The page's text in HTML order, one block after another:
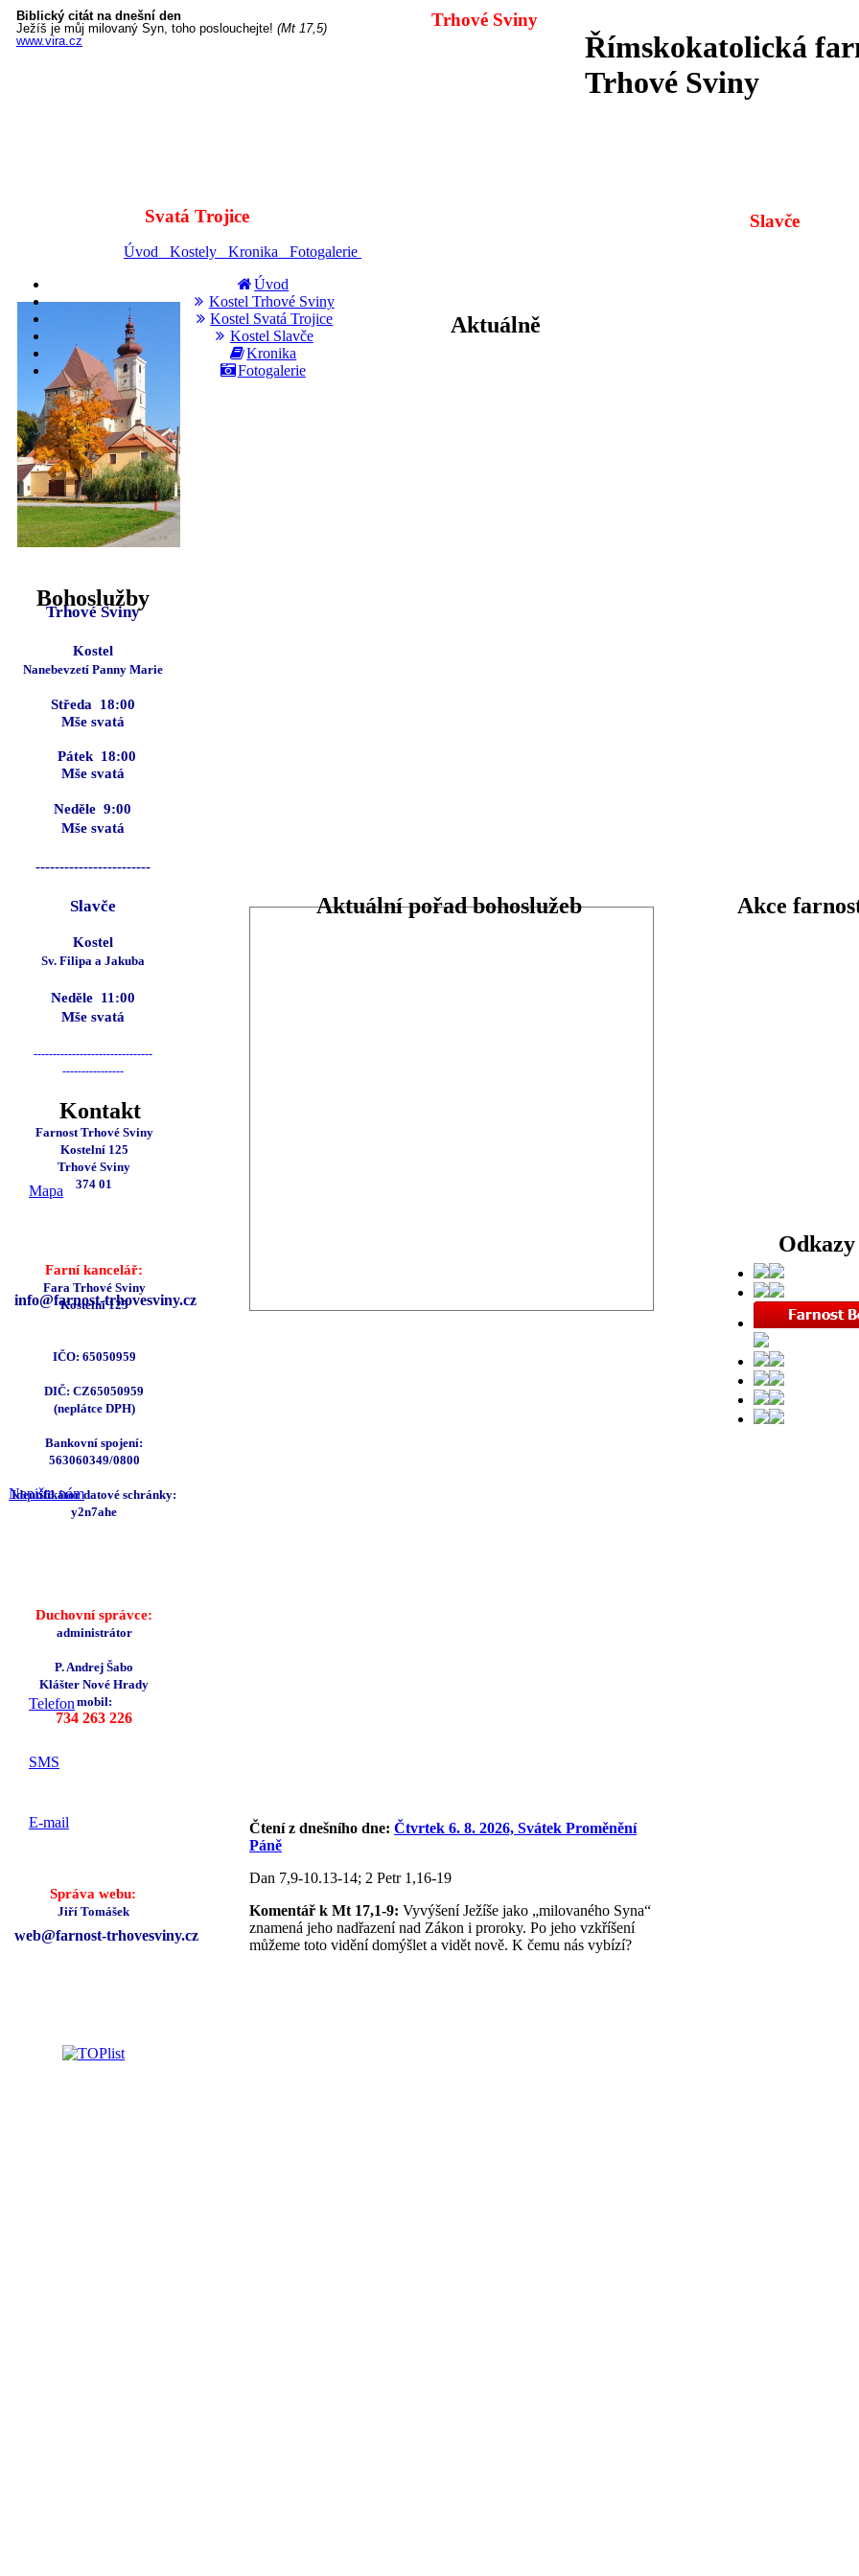
Trhové Sviny
Kostel
Nanebevzetí Panny Marie
Středa 18:00
Mše svatá
Pátek 18:00
Mše svatá
Neděle 9:00
Mše svatá
------------------------
Slavče
Kostel
Sv. Filipa a Jakuba
Neděle 11:00
Mše svatá
-------------------------------
----------------
Úvod Kostely Kronika Fotogalerie
Úvod
Kostel Trhové Sviny
Kostel Svatá Trojice
Kostel Slavče
Kronika
Fotogalerie
Svatá Trojice Slavče
web@farnost-trhovesviny.cz
info@farnost-trhovesviny.cz
Aktuální pořad bohoslužeb
Bohoslužby
Akce
Odkazy
Kontakt
Římskokatolická
Trhové Sviny
Aktuálně
Trhové Sviny
Telefon
SMS
E-mail
Farnost Trhové Sviny
Kostelní 125
Trhové Sviny
374 01
Farní kancelář:
Fara Trhové Sviny
Kostelní 125
IČO: 65050959
DIČ: CZ65050959
(neplátce DPH)
Bankovní spojení:
563060349/0800
Identifikátor datové schránky:
y2n7ahe
Duchovní správce:
administrátor
P. Andrej Šabo
Klášter Nové Hrady
mobil:
734 263 226
Mapa
Napište nám
Správa webu:
Jiří Tomášek
Čtení z dnešního dne: Čtvrtek 6. 8. 2026, Svátek Proměnění
Páně
Dan 7,9-10.13-14; 2 Petr 1,16-19
Komentář k Mt 17,1-9: Vyvýšení Ježíše jako „milovaného Syna“
znamená jeho nadřazení nad Zákon i proroky. Po jeho vzkříšení
můžeme toto vidění domýšlet a vidět nově. K čemu nás vybízí?